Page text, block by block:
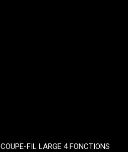
COUPE-FIL LARGE 4 FONCTIONS